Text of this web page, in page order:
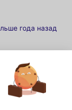
года назад
Le
pour la
également.